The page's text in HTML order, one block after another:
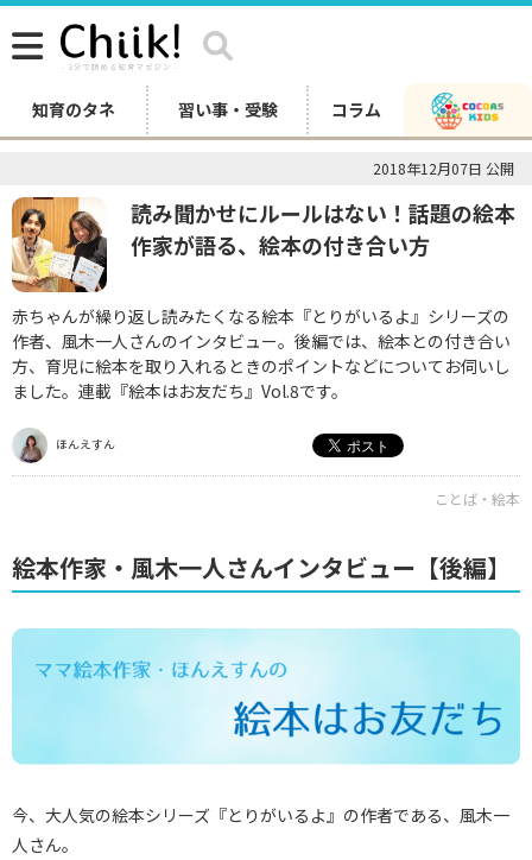
知育のタネ 習い事・受験 コラム
2018年12月07日 公開
読み聞かせにルールはない！話題の絵本
作家が語る、絵本の付き合い方
赤ちゃんが繰り返し読みたくなる絵本『とりがいるよ』シリーズの
作者、風木一人さんのインタビュー。後編では、絵本との付き合い
方、育児に絵本を取り入れるときのポイントなどについてお伺いし
ました。連載『絵本はお友だち』Vol.8です。
ほんえすん
ことば・絵本
絵本作家・風木一人さんインタビュー【後編】
今、大人気の絵本シリーズ『とりがいるよ』の作者である、風木一
人さん。